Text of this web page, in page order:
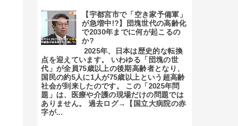
【宇都宮市で「空き家予備軍」
が急増中!?】団塊世代の高齢化
で2030年までに何が起こるの
か?
2025年、日本は歴史的な転換
点を迎えています。 いわゆる「団塊の世
代」が全員75歳以上の後期高齢者となり、
国民の約5人に1人が75歳以上という超高齢
社会が到来したのです。 この「2025年問
題」は、医療や介護の現場だけの問題では
ありません。 過去ログ→【国立大病院の赤
字が...